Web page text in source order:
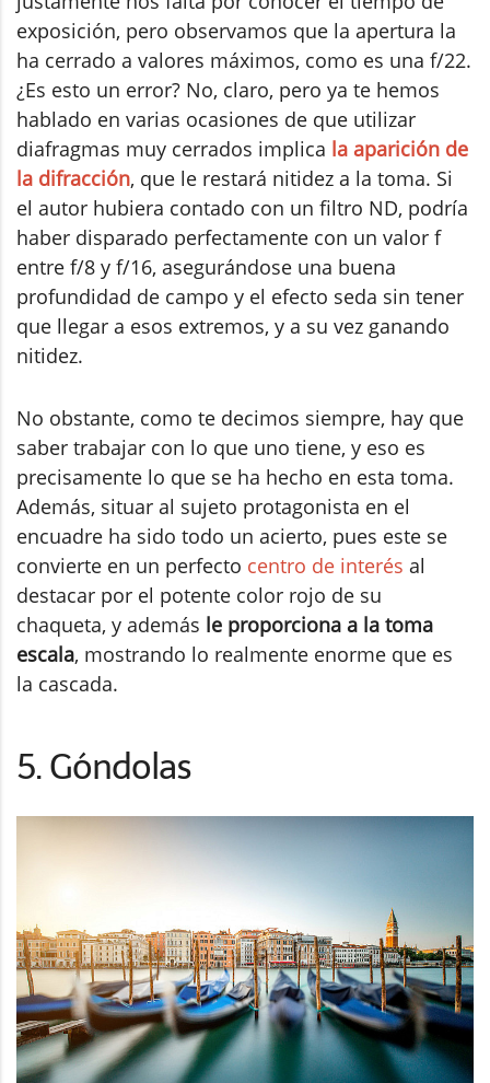
exposición, pero observamos que la apertura la
ha cerrado a valores máximos, como es una f/22.
¿Es esto un error? No, claro, pero ya te hemos
hablado en varias ocasiones de que utilizar
diafragmas muy cerrados implica la aparición de
la difracción, que le restará nitidez a la toma. Si
el autor hubiera contado con un filtro ND, podría
haber disparado perfectamente con un valor f
entre f/8 y f/16, asegurándose una buena
profundidad de campo y el efecto seda sin tener
que llegar a esos extremos, y a su vez ganando
nitidez.
No obstante, como te decimos siempre, hay que
saber trabajar con lo que uno tiene, y eso es
precisamente lo que se ha hecho en esta toma.
Además, situar al sujeto protagonista en el
encuadre ha sido todo un acierto, pues este se
convierte en un perfecto centro de interés al
destacar por el potente color rojo de su
chaqueta, y además le proporciona a la toma
escala, mostrando lo realmente enorme que es
la cascada.
5. Góndolas